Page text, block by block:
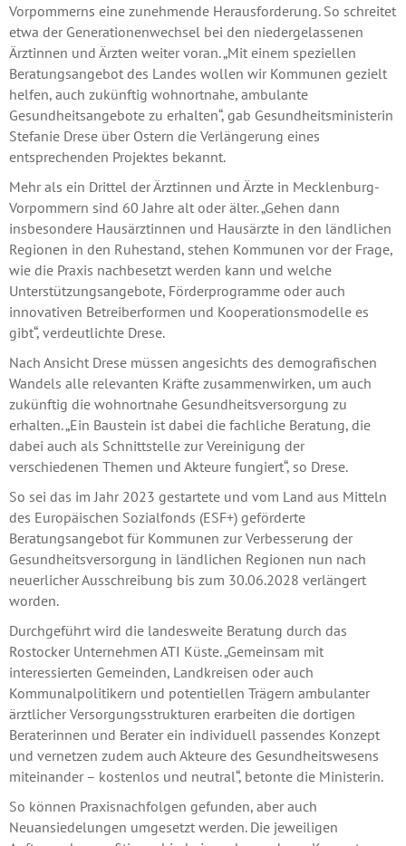
Vorpommerns eine zunehmende Herausforderung. So schreitet
etwa der Generationenwechsel bei den niedergelassenen
Ärztinnen und Ärzten weiter voran. „Mit einem speziellen
Beratungsangebot des Landes wollen wir Kommunen gezielt
helfen, auch zukünftig wohnortnahe, ambulante
Gesundheitsangebote zu erhalten“, gab Gesundheitsministerin
Stefanie Drese über Ostern die Verlängerung eines
entsprechenden Projektes bekannt.
Mehr als ein Drittel der Ärztinnen und Ärzte in Mecklenburg-
Vorpommern sind 60 Jahre alt oder älter. „Gehen dann
insbesondere Hausärztinnen und Hausärzte in den ländlichen
Regionen in den Ruhestand, stehen Kommunen vor der Frage,
wie die Praxis nachbesetzt werden kann und welche
Unterstützungsangebote, Förderprogramme oder auch
innovativen Betreiberformen und Kooperationsmodelle es
gibt“, verdeutlichte Drese.
Nach Ansicht Drese müssen angesichts des demografischen
Wandels alle relevanten Kräfte zusammenwirken, um auch
zukünftig die wohnortnahe Gesundheitsversorgung zu
erhalten. „Ein Baustein ist dabei die fachliche Beratung, die
dabei auch als Schnittstelle zur Vereinigung der
verschiedenen Themen und Akteure fungiert“, so Drese.
So sei das im Jahr 2023 gestartete und vom Land aus Mitteln
des Europäischen Sozialfonds (ESF+) geförderte
Beratungsangebot für Kommunen zur Verbesserung der
Gesundheitsversorgung in ländlichen Regionen nun nach
neuerlicher Ausschreibung bis zum 30.06.2028 verlängert
worden.
Durchgeführt wird die landesweite Beratung durch das
Rostocker Unternehmen ATI Küste. „Gemeinsam mit
interessierten Gemeinden, Landkreisen oder auch
Kommunalpolitikern und potentiellen Trägern ambulanter
ärztlicher Versorgungsstrukturen erarbeiten die dortigen
Beraterinnen und Berater ein individuell passendes Konzept
und vernetzen zudem auch Akteure des Gesundheitswesens
miteinander – kostenlos und neutral“, betonte die Ministerin.
So können Praxisnachfolgen gefunden, aber auch
Neuansiedelungen umgesetzt werden. Die jeweiligen